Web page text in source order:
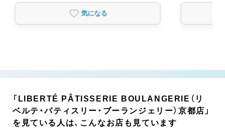
気になる
「LIBERTÉ PÂTISSERIE BOULANGERIE（リ
ベルテ・パティスリー・ブーランジェリー）京都店」
を見ている人は、こんなお店も見ています